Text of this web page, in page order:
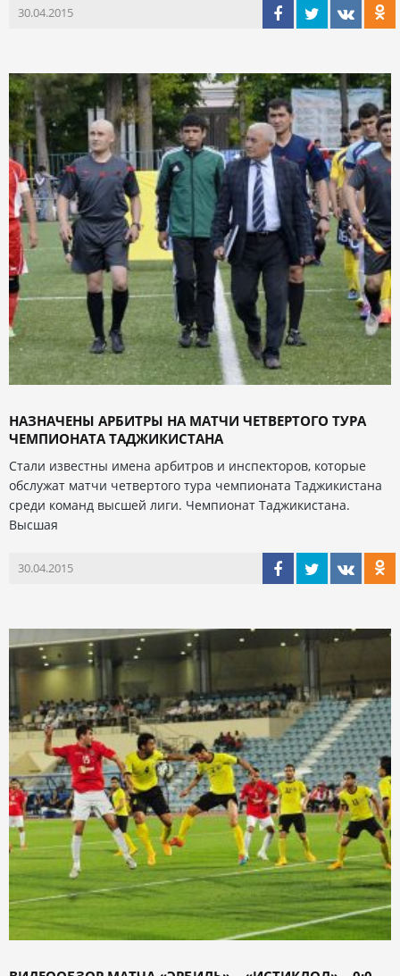
30.04.2015
НАЗНАЧЕНЫ АРБИТРЫ НА МАТЧИ ЧЕТВЕРТОГО ТУРА
ЧЕМПИОНАТА ТАДЖИКИСТАНА
Стали известны имена арбитров и инспекторов, которые
обслужат матчи четвертого тура чемпионата Таджикистана
среди команд высшей лиги. Чемпионат Таджикистана.
Высшая
30.04.2015